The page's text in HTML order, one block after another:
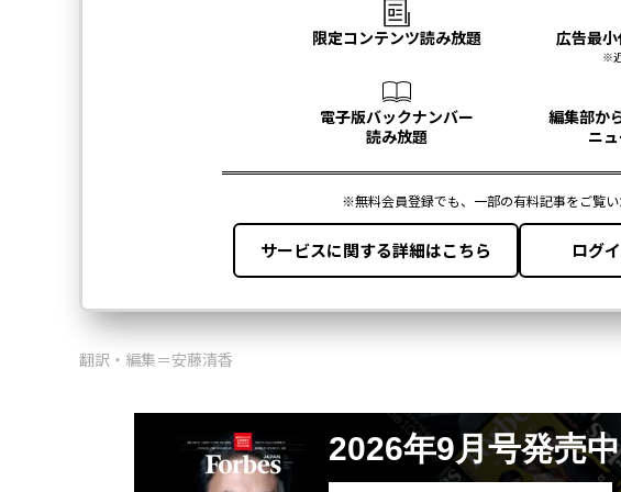
翻訳・編集＝安藤清香
2026年9月号発売中